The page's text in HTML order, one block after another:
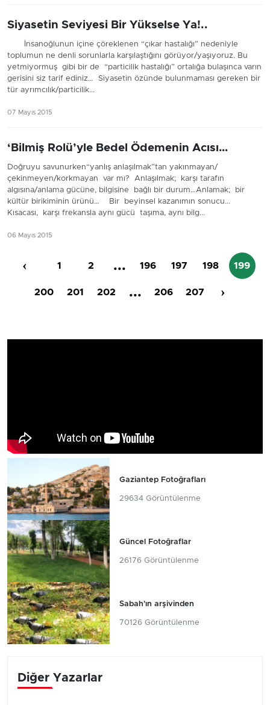
Siyasetin Seviyesi Bir Yükselse Ya!..
İnsanoğlunun içine çöreklenen “çıkar hastalığı” nedeniyle
toplumun ne denli sorunlarla karşılaştığını görüyor/yaşıyoruz. Bu
yetmiyormuş gibi bir de “particilik hastalığı” ortalığa bulaşınca varın
gerisini siz tarif ediniz… Siyasetin özünde bulunmaması gereken bir
tür ayrımcılık/particilik...
07 Mayıs 2015
‘Bilmiş Rolü’yle Bedel Ödemenin Acısı…
Doğruyu savunurken“yanlış anlaşılmak”tan yakınmayan/
çekinmeyen/korkmayan var mı? Anlaşılmak; karşı tarafın
algısına/anlama gücüne, bilgisine bağlı bir durum…Anlamak; bir
kültür birikiminin ürünü… Bir beyinsel kazanımın sonucu...
Kısacası, karşı frekansla aynı gücü taşıma, aynı bilg...
06 Mayıs 2015
‹ 1 2 ... 196 197 198 199
200 201 202 ... 206 207 ›
Gaziantep Fotoğrafları
29634 Görüntülenme
Güncel Fotoğraflar
26176 Görüntülenme
Sabah'ın arşivinden
70126 Görüntülenme
Diğer Yazarlar